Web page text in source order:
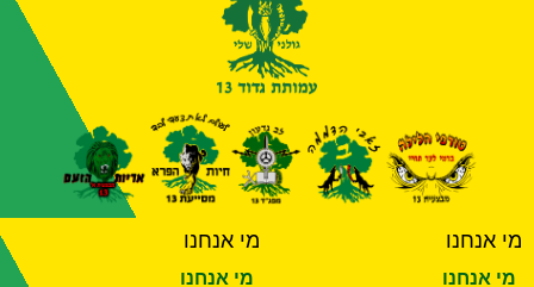
מי אנחנו
מי אנחנו
מי אנחנו
מי אנחנו